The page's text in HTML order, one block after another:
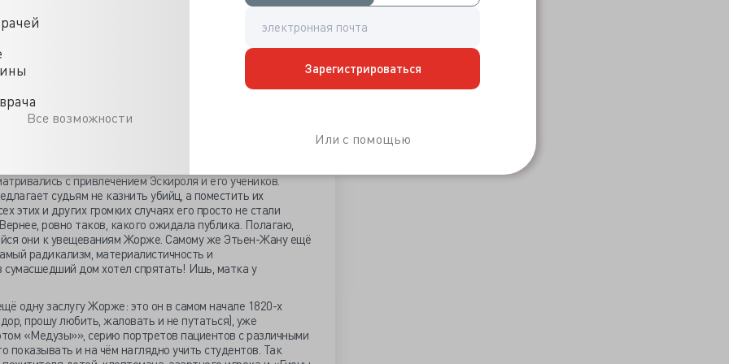
Все возможности
Зарегистрироваться
Или с помощью
дочерью соседки, девочкой по имени Фанни Белон 19
малышке горло, отрезала голову и четверть
Когда вернулась мать, Генриетта доложила:
прорваться в комнату. Корнье же на её глазах
отрезанная голова, и выбросила свёрток в окно.
- безэмоционально ответила Корнье. И в
«Это заслуживает смертной казни».
уголовном кодексе, принятом в стране, появляется
деяния субъект находился в состоянии помутнения
субъект не ведал, что он творил, следовательно, не
с привлечением Эскироля и его учеников.
судьям не казнить убийц, а поместить их
этих и других громких случаях его просто не стали
ровно таков, какого ожидала публика. Полагаю,
они к увещеваниям Жорже. Самому же Этьен-Жану ещё
радикализм, материалистичность и
сумасшедший дом хотел спрятать! Ишь, матка у
одну заслугу Жорже: это он в самом начале 1820-х
прошу любить, жаловать и не путаться), уже
«Медузы»», серию портретов пациентов с различными
показывать и на чём наглядно учить студентов. Так